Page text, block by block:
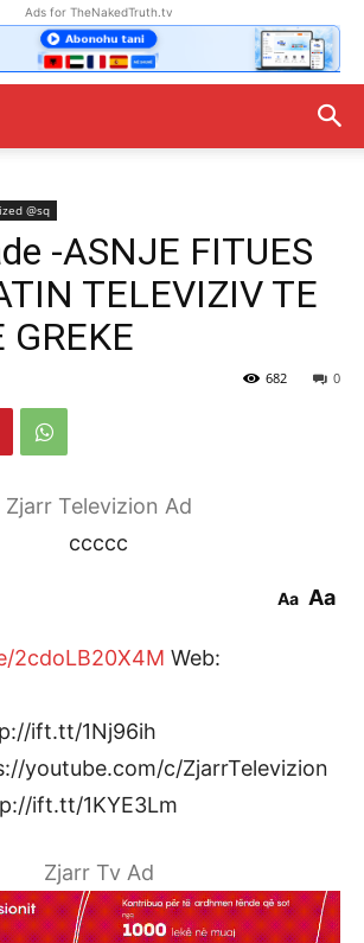
Ads for TheNakedTruth.tv
@sq
-ASNJE FITUES
TELEVIZIV TE
GREKE
0
682
Zjarr Televizion Ad
ccccc
Aa Aa
2cdoLB20X4M Web:
ift.tt/1Nj96ih
youtube.com/c/ZjarrTelevizion
ift.tt/1KYE3Lm
Zjarr Tv Ad